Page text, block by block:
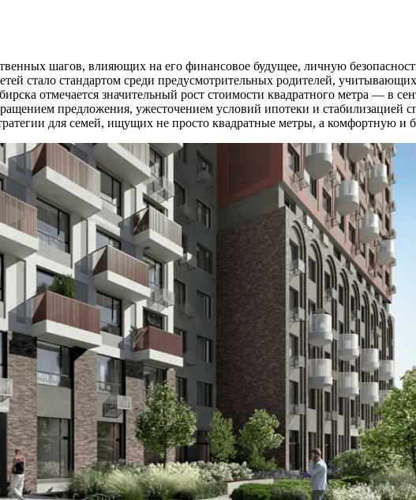
шагов, влияющих на его финансовое будущее, личную
стало стандартом среди предусмотрительных родителей,
отмечается значительный рост стоимости квадратного метра — в
предложения, ужесточением условий ипотеки и стабилизацией
для семей, ищущих не просто квадратные метры, а комфортную и